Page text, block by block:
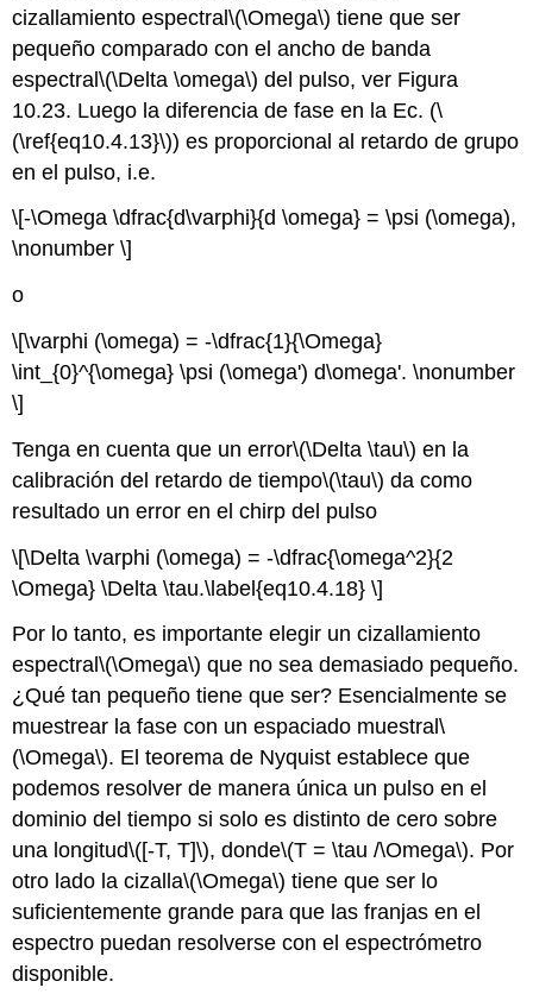
cizallamiento espectral\(\Omega\) tiene que ser
pequeño comparado con el ancho de banda
espectral\(\Delta \omega\) del pulso, ver Figura
10.23. Luego la diferencia de fase en la Ec. (\
(\ref{eq10.4.13}\)) es proporcional al retardo de grupo
en el pulso, i.e.
\[-\Omega \dfrac{d\varphi}{d \omega} = \psi (\omega),
\nonumber \]
o
\[\varphi (\omega) = -\dfrac{1}{\Omega}
\int_{0}^{\omega} \psi (\omega') d\omega'. \nonumber
\]
Tenga en cuenta que un error\(\Delta \tau\) en la
calibración del retardo de tiempo\(\tau\) da como
resultado un error en el chirp del pulso
\[\Delta \varphi (\omega) = -\dfrac{\omega^2}{2
\Omega} \Delta \tau.\label{eq10.4.18} \]
Por lo tanto, es importante elegir un cizallamiento
espectral\(\Omega\) que no sea demasiado pequeño.
¿Qué tan pequeño tiene que ser? Esencialmente se
muestrear la fase con un espaciado muestral\
(\Omega\). El teorema de Nyquist establece que
podemos resolver de manera única un pulso en el
dominio del tiempo si solo es distinto de cero sobre
una longitud\([-T, T]\), donde\(T = \tau /\Omega\). Por
otro lado la cizalla\(\Omega\) tiene que ser lo
suficientemente grande para que las franjas en el
espectro puedan resolverse con el espectrómetro
disponible.